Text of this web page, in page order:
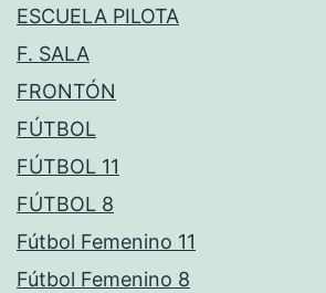
ESCUELA PILOTA
F. SALA
FRONTÓN
FÚTBOL
FÚTBOL 11
FÚTBOL 8
Fútbol Femenino 11
Fútbol Femenino 8